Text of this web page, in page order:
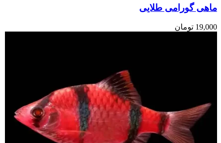
ماهی گورامی طلایی
19,000 تومان